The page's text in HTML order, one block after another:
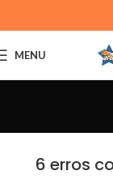
MENU
6 erros